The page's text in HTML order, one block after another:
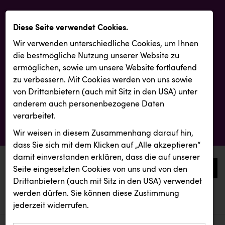
0
aktuelle aussendungen
aktuelle aussendungen
Diese Seite verwendet Cookies.
Wir verwenden unterschiedliche Cookies, um Ihnen
die best­mögliche Nutzung unserer Website zu
ermöglichen, sowie um unsere Website fortlaufend
zu verbessern. Mit Cookies werden von uns sowie
von Drittanbietern (auch mit Sitz in den USA) unter
anderem auch personenbezogene Daten
verarbeitet.
Wir weisen in diesem Zusammenhang darauf hin,
dass Sie sich mit dem Klicken auf „Alle akzeptieren“
damit ein­ver­standen erklären, dass die auf unserer
Seite eingesetzten Cookies von uns und von den
Drittanbietern (auch mit Sitz in den USA) verwendet
werden dürfen. Sie können diese Zustimmung
jederzeit widerrufen.